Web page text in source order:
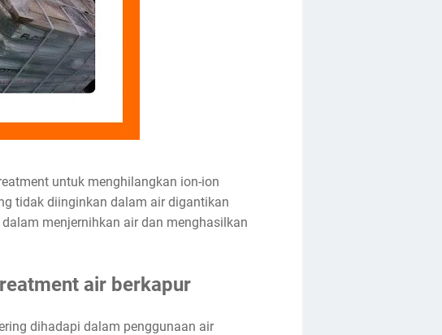
untuk menghilangkan ion-ion
tidak diinginkan dalam air digantikan
menjernihkan air dan menghasilkan
air berkapur
dihadapi dalam penggunaan air